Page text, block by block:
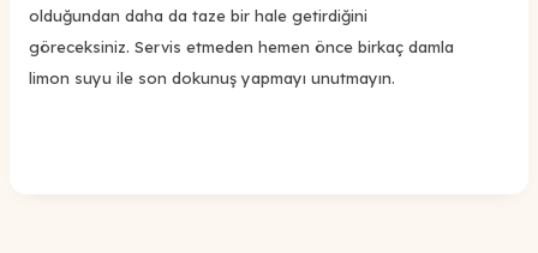
olduğundan daha da taze bir hale getirdiğini
göreceksiniz. Servis etmeden hemen önce birkaç damla
limon suyu ile son dokunuş yapmayı unutmayın.